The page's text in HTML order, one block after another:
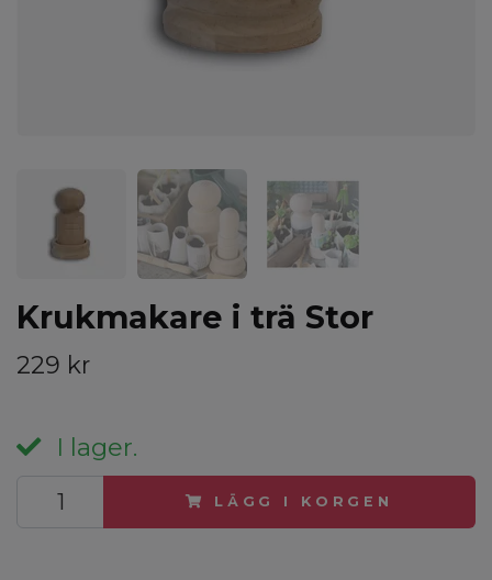
Krukmakare i trä Stor
229 kr
I lager.
LÄGG I KORGEN